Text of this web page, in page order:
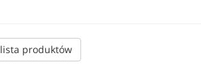
lista produktów